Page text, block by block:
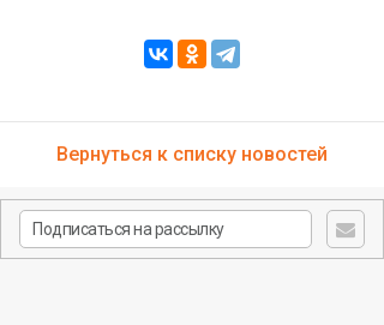
Вернуться к списку новостей